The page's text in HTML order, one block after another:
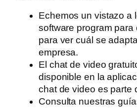
Echemos un vistazo a
software program para
para ver cuál se
empresa.
El chat de video
disponible en la
chat de video es parte
Consulta nuestras